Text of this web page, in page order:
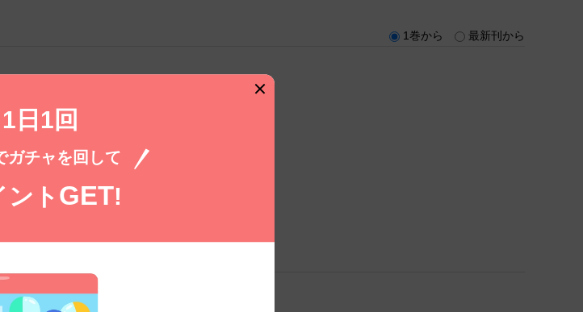
1巻から 最新刊から
1日1回
ガチャを回して
ント GET!